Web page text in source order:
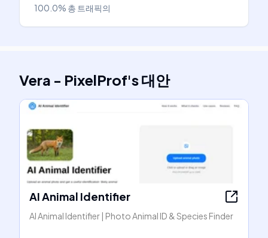
100.0% 총 트래픽의
Vera - PixelProf's대안
AI Animal Identifier
AI Animal Identifier | Photo Animal ID & Species Finder